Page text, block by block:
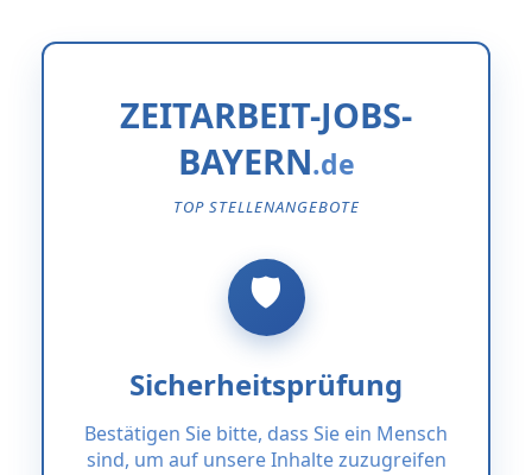
ZEITARBEIT-JOBS-
BAYERN
TOP STELLENANGEBOTE
Sicherheitsprüfung
Bestätigen Sie bitte, dass Sie ein Mensch
sind, um auf unsere Inhalte zuzugreifen